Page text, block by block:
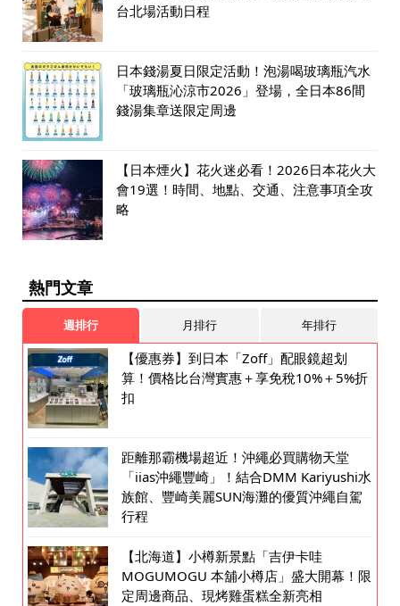
台北場活動日程
日本錢湯夏日限定活動！泡湯喝玻璃瓶汽水
「玻璃瓶沁涼市2026」登場，全日本86間
錢湯集章送限定周邊
【日本煙火】花火迷必看！2026日本花火大
會19選！時間、地點、交通、注意事項全攻
略
熱門文章
週排行 月排行 年排行
【優惠券】到日本「Zoff」配眼鏡超划
算！價格比台灣實惠＋享免稅10%＋5%折
扣
距離那霸機場超近！沖繩必買購物天堂
「iias沖繩豐崎」！結合DMM Kariyushi水
族館、豐崎美麗SUN海灘的優質沖繩自駕
行程
【北海道】小樽新景點「吉伊卡哇
MOGUMOGU 本舖小樽店」盛大開幕！限
定周邊商品、現烤雞蛋糕全新亮相